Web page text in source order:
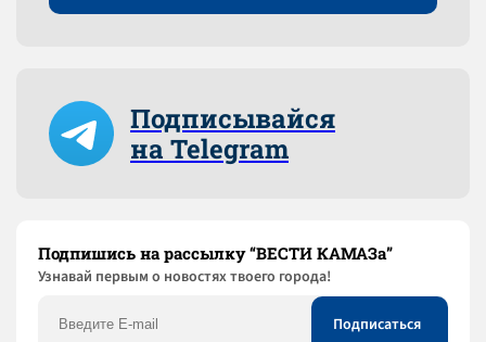
Подписывайся
на Telegram
Подпишись на рассылку “ВЕСТИ КАМАЗа”
Узнaвай первым о новостях твоего города!